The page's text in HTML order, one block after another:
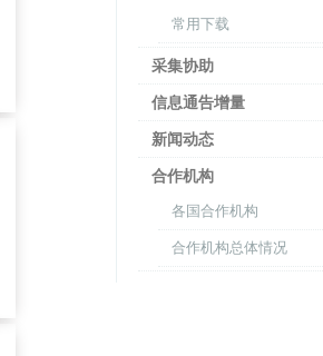
常用下载
采集协助
信息通告增量
新闻动态
合作机构
各国合作机构
合作机构总体情况